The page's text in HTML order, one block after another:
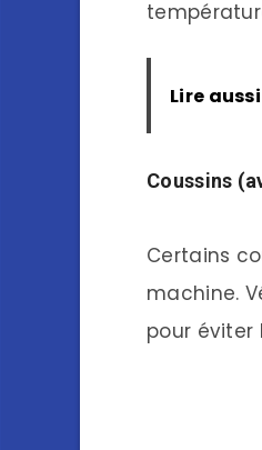
Lire aussi
Coussins
Certains
machine.
pour éviter